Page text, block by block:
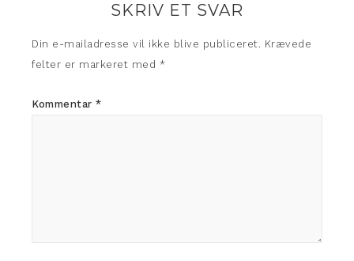
SKRIV ET SVAR
Din e-mailadresse vil ikke blive publiceret. Krævede
felter er markeret med *
Kommentar *